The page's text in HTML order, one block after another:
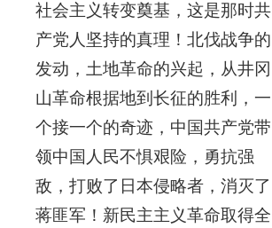
社会主义转变奠基，这是那时共
产党人坚持的真理！北伐战争的
发动，土地革命的兴起，从井冈
山革命根据地到长征的胜利，一
个接一个的奇迹，中国共产党带
领中国人民不惧艰险，勇抗强
敌，打败了日本侵略者，消灭了
蒋匪军！新民主主义革命取得全